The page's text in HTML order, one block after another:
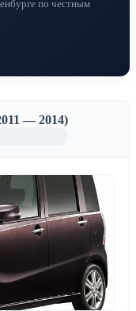
по честным
— 2014)